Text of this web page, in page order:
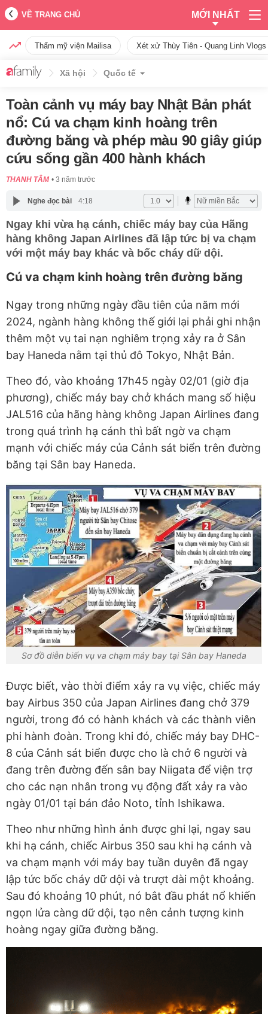
VỀ TRANG CHỦ MỚI NHẤT
Thẩm mỹ viện Mailisa Xét xử Thùy Tiên - Quang Linh
Xã hội Quốc tế
Toàn cảnh vụ máy bay Nhật Bản phát
nổ: Cú va chạm kinh hoàng trên
đường băng và phép màu 90 giây giúp
cứu sống gần 400 hành khách
THANH TÂM 3 năm trước
Nghe đọc bài 4:18
Ngay khi vừa hạ cánh, chiếc máy bay của Hãng
hàng không Japan Airlines đã lập tức bị va chạm
với một máy bay khác và bốc cháy dữ dội.
Cú va chạm kinh hoàng trên đường băng
Ngay trong những ngày đầu tiên của năm mới
2024, ngành hàng không thế giới lại phải ghi nhận
thêm một vụ tai nạn nghiêm trọng xảy ra ở Sân
bay Haneda nằm tại thủ đô Tokyo, Nhật Bản.
Theo đó, vào khoảng 17h45 ngày 02/01 (giờ địa
phương), chiếc máy bay chở khách mang số hiệu
JAL516 của hãng hàng không Japan Airlines đang
trong quá trình hạ cánh thì bất ngờ va chạm
mạnh với chiếc máy của Cảnh sát biển trên đường
băng tại Sân bay Haneda.
Sơ đồ diễn biến vụ va chạm máy bay tại Sân bay Haneda
Được biết, vào thời điểm xảy ra vụ việc, chiếc máy
bay Airbus 350 của Japan Airlines đang chở 379
người, trong đó có hành khách và các thành viên
phi hành đoàn. Trong khi đó, chiếc máy bay DHC-
8 của Cảnh sát biển được cho là chở 6 người và
đang trên đường đến sân bay Niigata để viện trợ
cho các nạn nhân trong vụ động đất xảy ra vào
ngày 01/01 tại bán đảo Noto, tỉnh Ishikawa.
Theo như những hình ảnh được ghi lại, ngay sau
khi hạ cánh, chiếc Airbus 350 sau khi hạ cánh và
va chạm mạnh với máy bay tuần duyên đã ngay
lập tức bốc cháy dữ dội và trượt dài một khoảng.
Sau đó khoảng 10 phút, nó bắt đầu phát nổ khiến
ngọn lửa càng dữ dội, tạo nên cảnh tượng kinh
hoàng ngay giữa đường băng.